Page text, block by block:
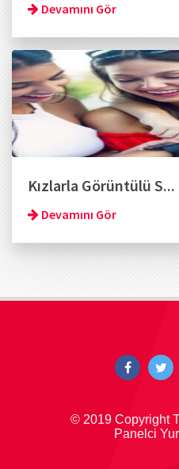
Devamını Gör
Kızlarla Görüntülü S...
Devamını Gör
© 2019 Copyright
Panelci